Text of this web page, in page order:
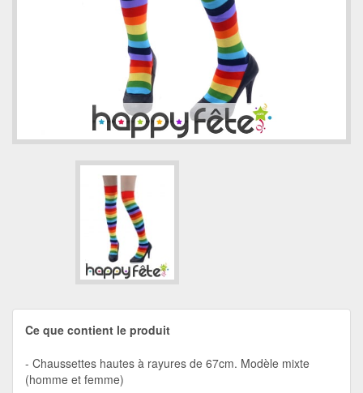
Ce que contient le produit
Chaussettes hautes à rayures de 67cm. Modèle mixte
(homme et femme)